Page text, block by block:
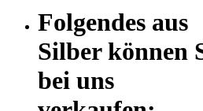
Folgendes aus
Silber können
bei uns